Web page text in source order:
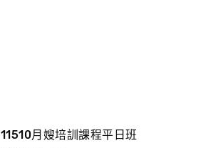
11510月嫂培訓課程平日班